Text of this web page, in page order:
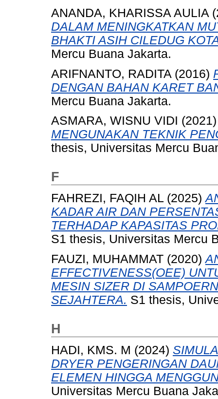
ANANDA, KHARISSA AULIA
DALAM MENINGKATKAN
BHAKTI ASIH CILEDUG
Mercu Buana Jakarta.
ARIFNANTO, RADITA (2016)
DENGAN BAHAN KARET
Mercu Buana Jakarta.
ASMARA, WISNU VIDI
MENGUNAKAN TEKNIK
thesis, Universitas Mercu
F
FAHREZI, FAQIH AL (2025)
KADAR AIR DAN
TERHADAP KAPASITAS
S1 thesis, Universitas Mercu
FAUZI, MUHAMMAT (2020)
EFFECTIVENESS(OEE)
MESIN SIZER DI
SEJAHTERA. S1 thesis,
H
HADI, KMS. M (2024)
DRYER PENGERINGAN
ELEMEN HINGGA
Universitas Mercu Buana